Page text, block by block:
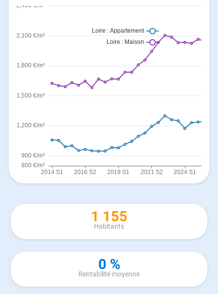
1 155
Habitants
0 %
Rentabilité moyenne